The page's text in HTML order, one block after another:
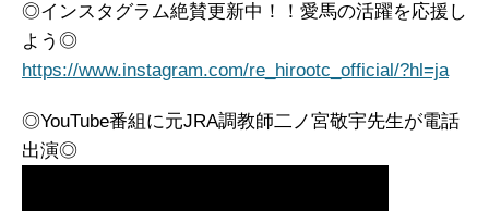
◎インスタグラム絶賛更新中！！愛馬の活躍を応援し
よう◎
https://www.instagram.com/re_hirootc_official/?hl=ja
◎YouTube番組に元JRA調教師二ノ宮敬宇先生が電話
出演◎